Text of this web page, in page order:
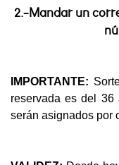
2.-Mandar un
IMPORTANTE:
reservada es del 36
serán asignados por